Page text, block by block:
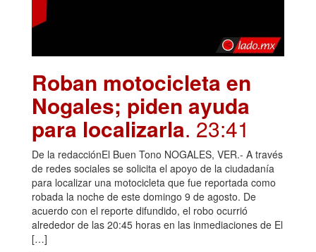
Roban motocicleta en
Nogales; piden ayuda
para localizarla. 23:41
De la redacciónEl Buen Tono NOGALES, VER.- A través
de redes sociales se solicita el apoyo de la ciudadanía
para localizar una motocicleta que fue reportada como
robada la noche de este domingo 9 de agosto. De
acuerdo con el reporte difundido, el robo ocurrió
alrededor de las 20:45 horas en las inmediaciones de El
[…]